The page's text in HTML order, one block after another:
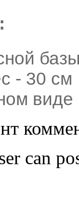
- 30 см
can